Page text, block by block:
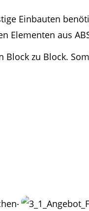
Einbauten
Elementen aus
zu Block.